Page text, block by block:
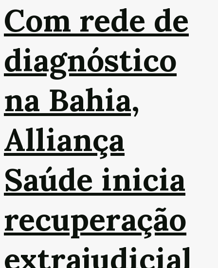
Com rede de
diagnóstico
na Bahia,
Alliança
Saúde inicia
recuperação
extrajudicial